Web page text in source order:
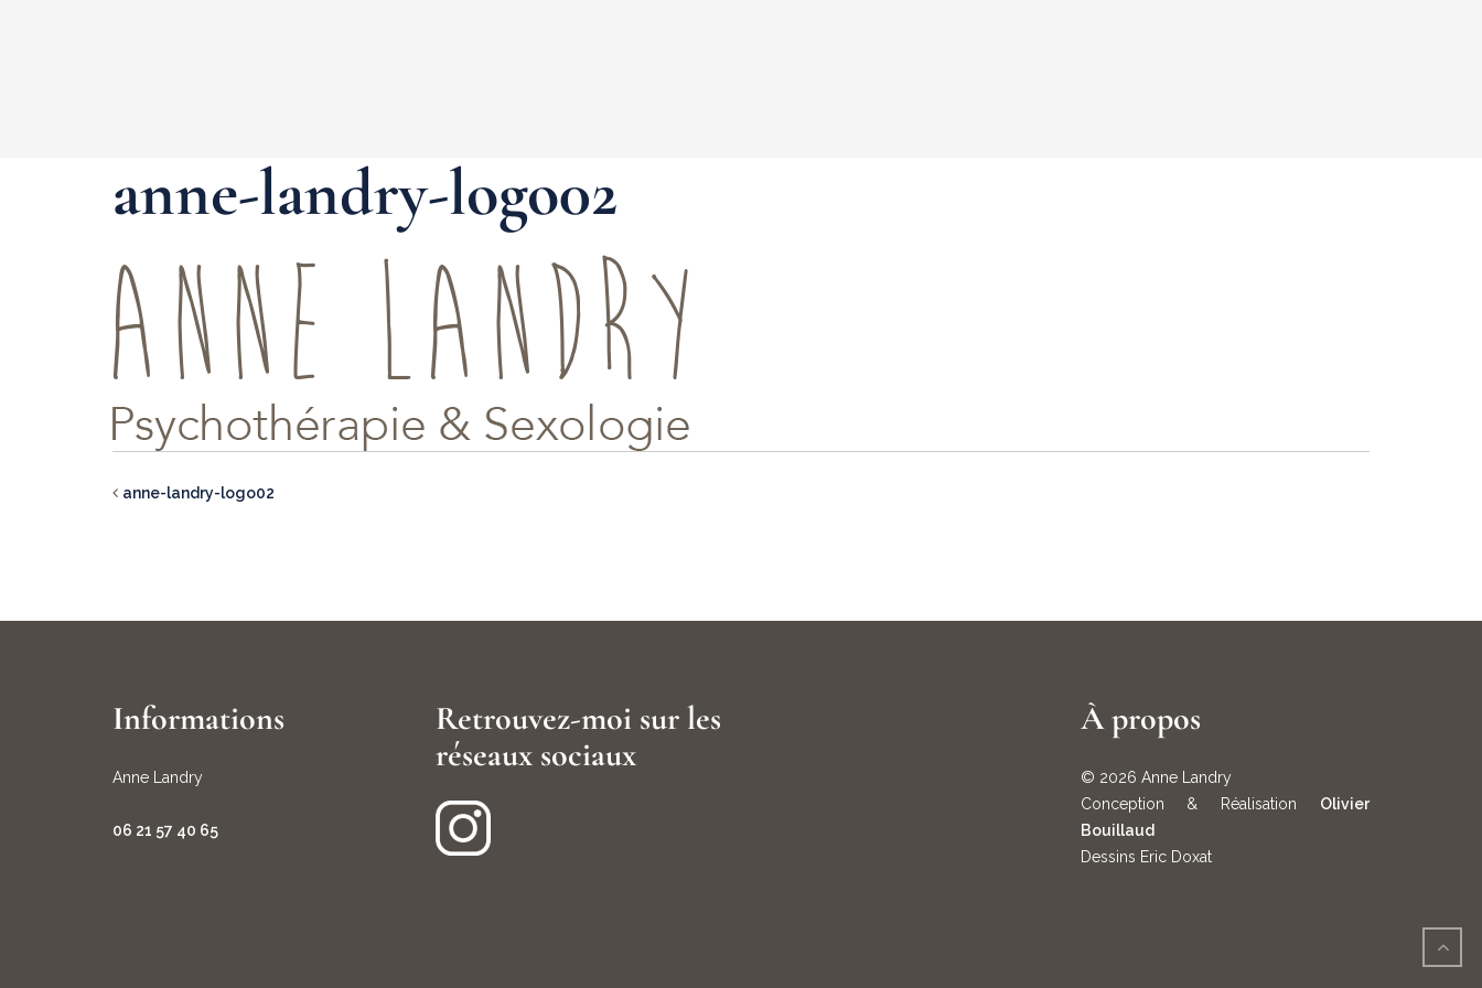
anne-landry-logo02
anne-landry-logo02
Informations
Anne Landry
06 21 57 40 65
Retrouvez-moi sur les
réseaux sociaux
À propos
© 2026 Anne Landry
Conception & Réalisation Olivier
Bouillaud
Dessins Eric Doxat